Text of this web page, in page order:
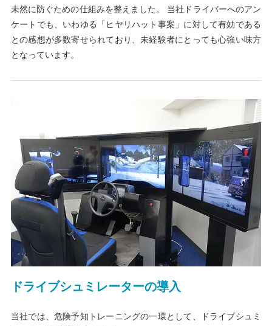
未然に防ぐための仕組みを整えました。 当社ドライバーへのアン
ケートでも、いわゆる「ヒヤリハット事案」に対して有効である
との感想が多数寄せられており、未経験者にとっても心強い味方
となっています。
ドライブシュミレーターの導入
当社では、危険予知トレーニングの一環として、ドライブシュミ